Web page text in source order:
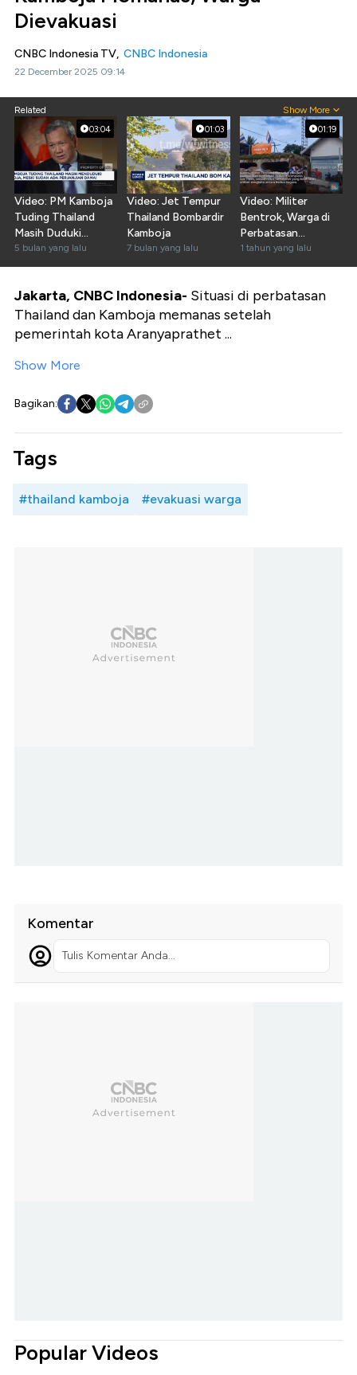
Dievakuasi
CNBC Indonesia TV, CNBC Indonesia
22 December 2025 09:14
Related Show More
03:04
Video: PM Kamboja
Tuding Thailand
Masih Duduki
Wilayah Kamboja
5 bulan yang lalu
01:03
Video: Jet Tempur
Thailand Bombardir
Kamboja
7 bulan yang lalu
01:19
Video: Militer
Bentrok, Warga di
Perbatasan
Thailand-Kamboja
Panik
1 tahun yang lalu
Jakarta, CNBC Indonesia- Situasi di perbatasan
Thailand dan Kamboja memanas setelah
pemerintah kota Aranyaprathet ...
Show More
Bagikan:
Tags
#thailand kamboja #evakuasi warga
Komentar
Tulis Komentar Anda...
Popular Videos